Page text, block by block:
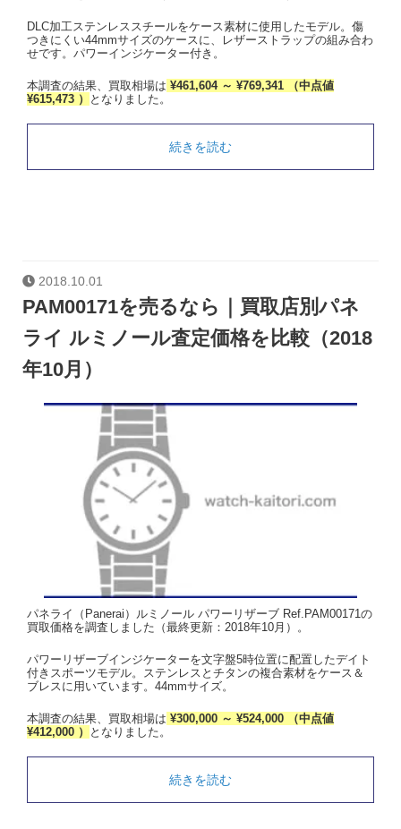
DLC加工ステンレススチールをケース素材に使用したモデル。傷
つきにくい44mmサイズのケースに、レザーストラップの組み合わ
せです。パワーインジケーター付き。
本調査の結果、買取相場は ¥461,604 ～ ¥769,341 （中点値
¥615,473 ）
となりました。
続きを読む
2018.10.01
PAM00171を売るなら｜買取店別パネ
ライ ルミノール査定価格を比較（2018
年10月）
パネライ（Panerai）ルミノール パワーリザーブ Ref.PAM00171の
買取価格を調査しました（最終更新：2018年10月）。
パワーリザーブインジケーターを文字盤5時位置に配置したデイト
付きスポーツモデル。ステンレスとチタンの複合素材をケース＆
ブレスに用いています。44mmサイズ。
本調査の結果、買取相場は ¥300,000 ～ ¥524,000 （中点値
¥412,000 ）
となりました。
続きを読む